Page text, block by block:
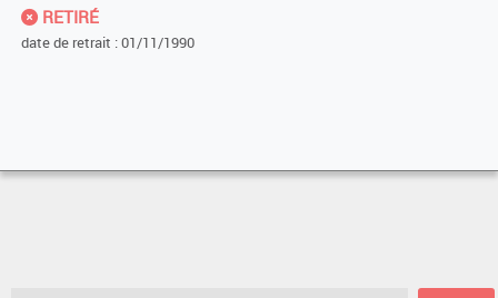
RETIRÉ
date de retrait : 01/11/1990